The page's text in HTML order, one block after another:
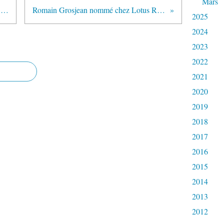
Sauber et Toro Rosso quittent aussi la FOTA Romain Grosjean nommé chez Lotus Renault GP
2025
2024
2023
2022
2021
2020
2019
2018
2017
2016
2015
2014
2013
2012